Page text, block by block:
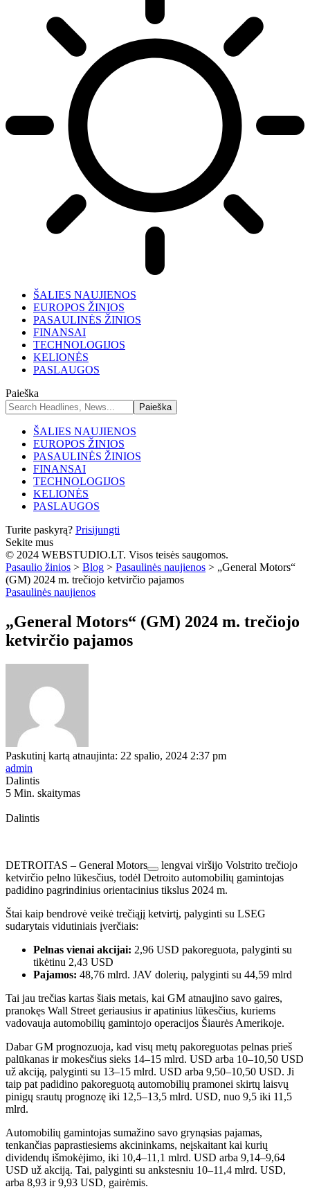
ŠALIES NAUJIENOS
EUROPOS ŽINIOS
PASAULINĖS ŽINIOS
FINANSAI
TECHNOLOGIJOS
KELIONĖS
PASLAUGOS
Paieška
ŠALIES NAUJIENOS
EUROPOS ŽINIOS
PASAULINĖS ŽINIOS
FINANSAI
TECHNOLOGIJOS
KELIONĖS
PASLAUGOS
Turite paskyrą? Prisijungti
Sekite mus
© 2024 WEBSTUDIO.LT. Visos teisės saugomos.
Pasaulio žinios > Blog > Pasaulinės naujienos > „General Motors“
(GM) 2024 m. trečiojo ketvirčio pajamos
Pasaulinės naujienos
„General Motors“ (GM) 2024 m. trečiojo
ketvirčio pajamos
Paskutinį kartą atnaujinta: 22 spalio, 2024 2:37 pm
admin
Dalintis
5 Min. skaitymas
Dalintis
DETROITAS – General Motors
lengvai viršijo Volstrito trečiojo
ketvirčio pelno lūkesčius, todėl Detroito automobilių gamintojas
padidino pagrindinius orientacinius tikslus 2024 m.
Štai kaip bendrovė veikė trečiąjį ketvirtį, palyginti su LSEG
sudarytais vidutiniais įverčiais:
Pelnas vienai akcijai: 2,96 USD pakoreguota, palyginti su
tikėtinu 2,43 USD
Pajamos: 48,76 mlrd. JAV dolerių, palyginti su 44,59 mlrd
Tai jau trečias kartas šiais metais, kai GM atnaujino savo gaires,
pranokęs Wall Street geriausius ir apatinius lūkesčius, kuriems
vadovauja automobilių gamintojo operacijos Šiaurės Amerikoje.
Dabar GM prognozuoja, kad visų metų pakoreguotas pelnas prieš
palūkanas ir mokesčius sieks 14–15 mlrd. USD arba 10–10,50 USD
už akciją, palyginti su 13–15 mlrd. USD arba 9,50–10,50 USD. Ji
taip pat padidino pakoreguotą automobilių pramonei skirtų laisvų
pinigų srautų prognozę iki 12,5–13,5 mlrd. USD, nuo 9,5 iki 11,5
mlrd.
Automobilių gamintojas sumažino savo grynąsias pajamas,
tenkančias paprastiesiems akcininkams, neįskaitant kai kurių
dividendų išmokėjimo, iki 10,4–11,1 mlrd. USD arba 9,14–9,64
USD už akciją. Tai, palyginti su ankstesniu 10–11,4 mlrd. USD,
arba 8,93 ir 9,93 USD, gairėmis.